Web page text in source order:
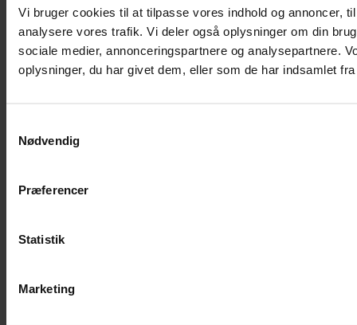
Vi bruger cookies til at tilpasse vores indhold og annoncer,
analysere vores trafik. Vi deler også oplysninger om din
sociale medier, annonceringspartnere og analysepartnere.
oplysninger, du har givet dem, eller som de har indsamlet
Nødvendig
Præferencer
Statistik
Marketing
Vestergade 12 6270, Tønder
60 51 96 50
post@yarneverywear.dk
CVR 43041649
Facebook-f Instagram
Handelsbetingelser
Handelsbetingelser
Om Yarn Every Wear